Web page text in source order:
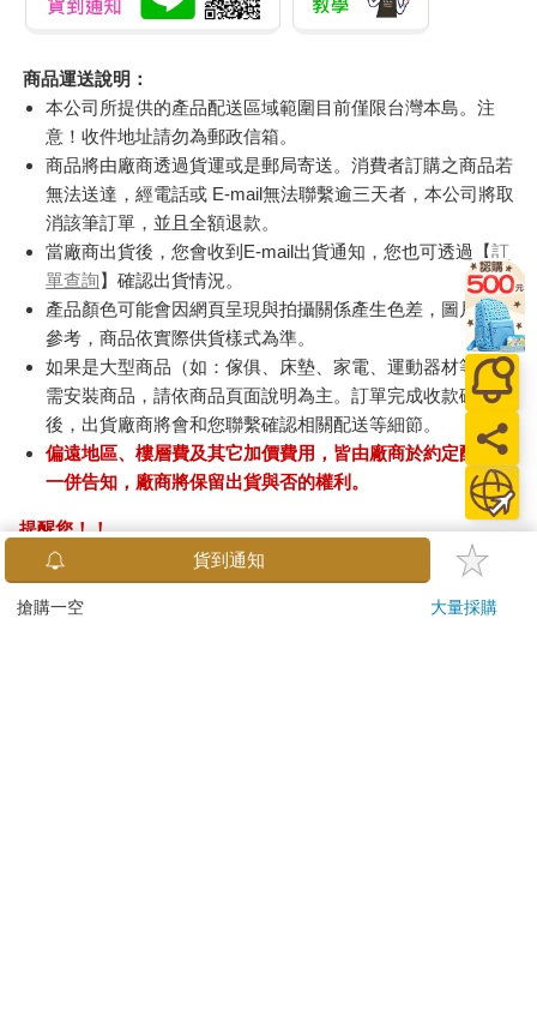
商品運送說明：
本公司所提供的產品配送區域範圍目前僅限台灣本島。注
意！收件地址請勿為郵政信箱。
商品將由廠商透過貨運或是郵局寄送。消費者訂購之商品若
無法送達，經電話或 E-mail無法聯繫逾三天者，本公司將取
消該筆訂單，並且全額退款。
當廠商出貨後，您會收到E-mail出貨通知，您也可透過【訂
單查詢】確認出貨情況。
產品顏色可能會因網頁呈現與拍攝關係產生色差，圖片僅供
參考，商品依實際供貨樣式為準。
如果是大型商品（如：傢俱、床墊、家電、運動器材等）及
需安裝商品，請依商品頁面說明為主。訂單完成收款確認
後，出貨廠商將會和您聯繫確認相關配送等細節。
偏遠地區、樓層費及其它加價費用，皆由廠商於約定配送時
一併告知，廠商將保留出貨與否的權利。
提醒您！！
金石堂及銀行均不會請您操作ATM! 如接獲電話要求您前往
ATM提款機，請不要聽從指示，以免受騙上當！
貨到通知
搶購一空 大量採購